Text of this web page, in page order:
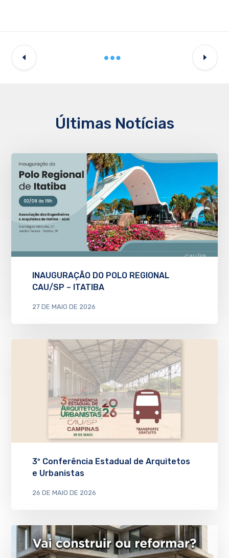
Últimas Notícias
INAUGURAÇÃO DO POLO REGIONAL
CAU/SP – ITATIBA
27 DE MAIO DE 2026
3º Conferência Estadual de Arquitetos
e Urbanistas
26 DE MAIO DE 2026